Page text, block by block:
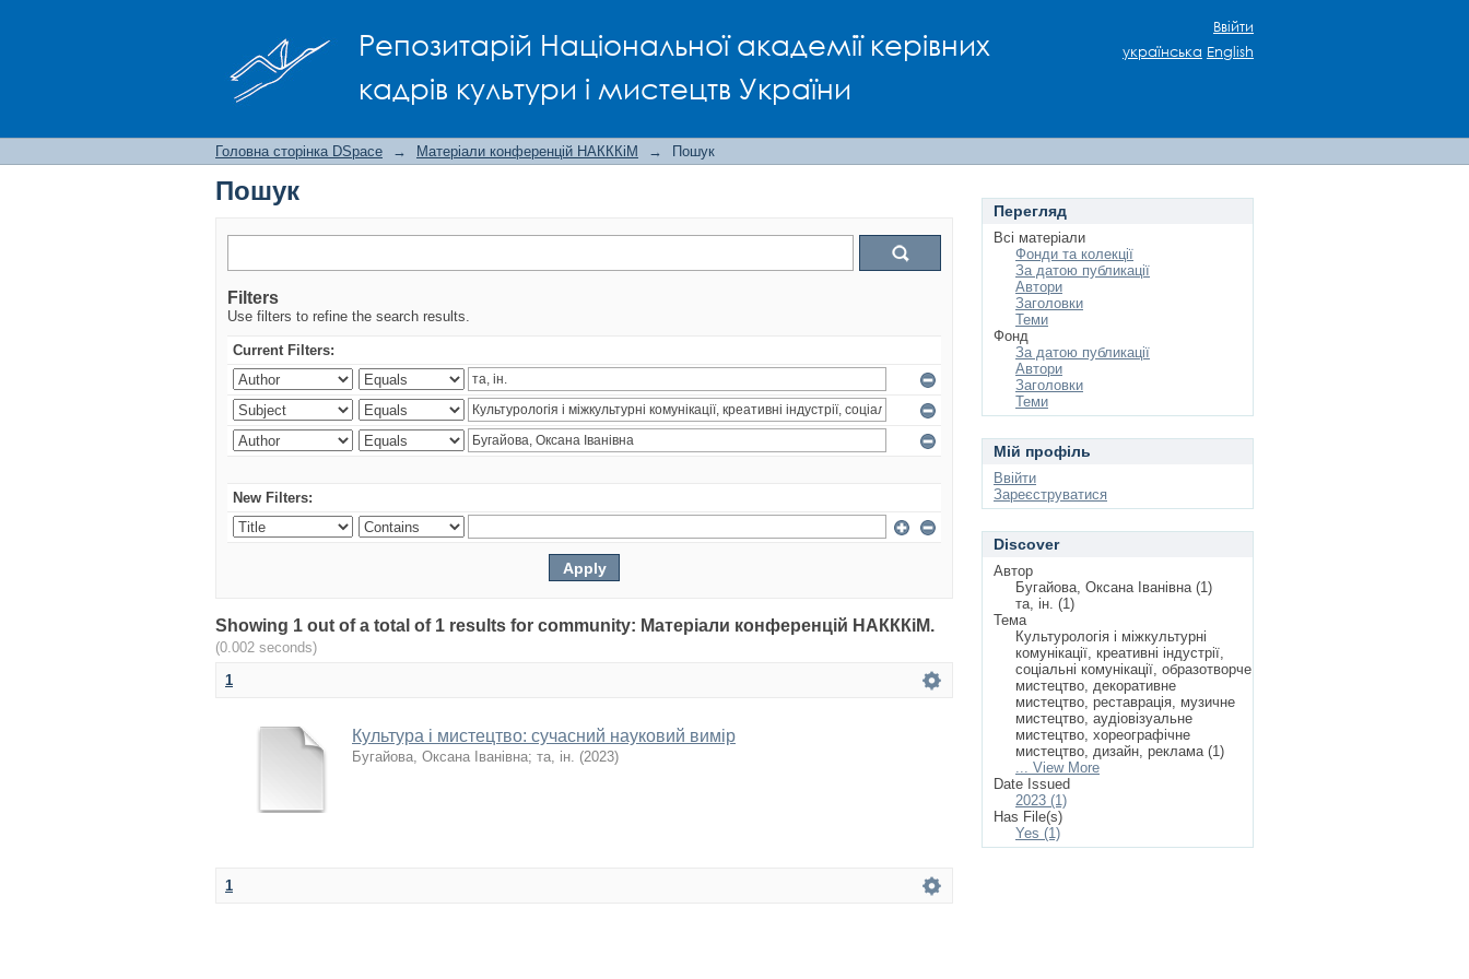
Репозитарій Національної академії керівних
кадрів культури і мистецтв України
Ввійти
українська English
Головна сторінка DSpace → Матеріали конференцій НАКККіМ → Пошук
Пошук
Filters
Use filters to refine the search results.
Current Filters:
New Filters:
Showing 1 out of a total of 1 results for community: Матеріали конференцій НАКККіМ.
(0.002 seconds)
1
Культура і мистецтво: сучасний науковий вимір
Бугайова, Оксана Іванівна; та, ін. (2023)
1
Перегляд
Всі матеріали
Фонди та колекції
За датою публикації
Автори
Заголовки
Теми
Фонд
За датою публикації
Автори
Заголовки
Теми
Мій профіль
Ввійти
Зареєструватися
Discover
Автор
Бугайова, Оксана Іванівна (1)
та, ін. (1)
Тема
Культурологія і міжкультурні
комунікації, креативні індустрії,
соціальні комунікації, образотворче
мистецтво, декоративне
мистецтво, реставрація, музичне
мистецтво, аудіовізуальне
мистецтво, хореографічне
мистецтво, дизайн, реклама (1)
... View More
Date Issued
2023 (1)
Has File(s)
Yes (1)